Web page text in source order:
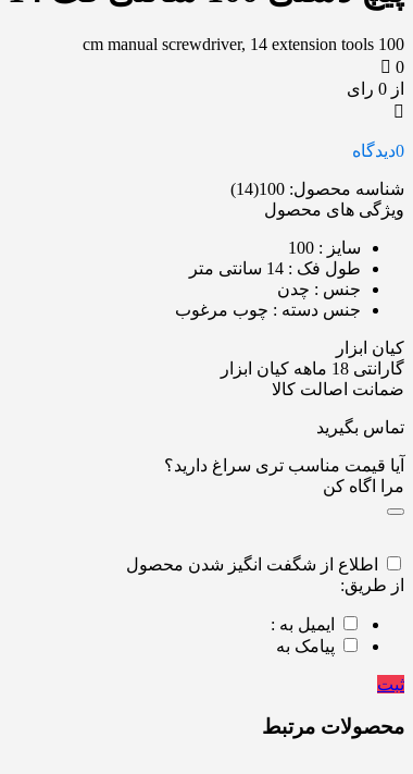
100 cm manual screwdriver, 14 extension tools
0
از 0 رای
0دیدگاه
شناسه محصول: 100(14)
ویژگی های محصول
سایز : 100
طول فک : 14 سانتی متر
جنس : چدن
جنس دسته : چوب مرغوب
کیان ابزار
گارانتی 18 ماهه کیان ابزار
ضمانت اصالت کالا
تماس بگیرید
آیا قیمت مناسب تری سراغ دارید؟
مرا اگاه کن
اطلاع از شگفت انگیز شدن محصول
از طریق:
ایمیل به :
پیامک به
ثبت
محصولات مرتبط